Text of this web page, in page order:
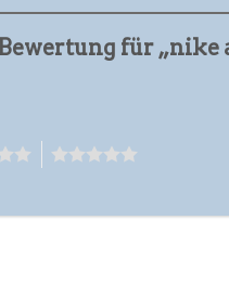
für „nike